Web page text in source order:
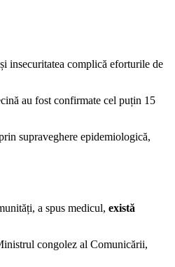
insecuritatea complică eforturile de
au fost confirmate cel puțin 15
supraveghere epidemiologică,
a spus medicul, există
congolez al Comunicării,